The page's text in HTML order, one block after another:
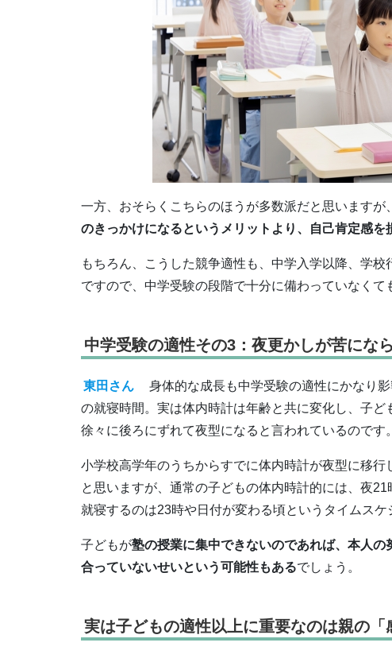
一方、おそらくこちらのほうが多数派だと思いますが、
のきっかけになるというメリットより、自己肯定感を
もちろん、こうした競争適性も、中学入学以降、学
ですので、中学受験の段階で十分に備わっていなく
中学受験の適性その3：夜更かしが苦にな
東田さん
身体的な成長も中学受験の適性にかなり
の就寝時間。実は体内時計は年齢と共に変化し、子
徐々に後ろにずれて夜型になると言われているのです。
小学校高学年のうちからすでに体内時計が夜型に移
と思いますが、通常の子どもの体内時計的には、夜
就寝するのは23時や日付が変わる頃というタイムス
子どもが塾の授業に集中できないのであれば、本人
合っていないせいという可能性もあるでしょう。
実は子どもの適性以上に重要なのは親の「